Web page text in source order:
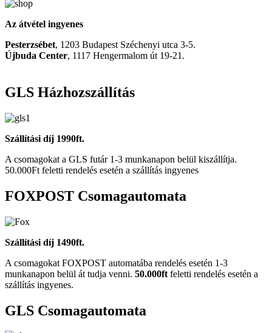
Az átvétel ingyenes
Pesterzsébet, 1203 Budapest Széchenyi utca 3-5.
Újbuda Center, 1117 Hengermalom út 19-21.
GLS Házhozszállítás
Szállítási díj 1990ft.
A csomagokat a GLS futár 1-3 munkanapon belül kiszállítja.
50.000Ft feletti rendelés esetén a szállítás ingyenes
FOXPOST Csomagautomata
Szállítási díj 1490ft.
A csomagokat FOXPOST automatába rendelés esetén 1-3
munkanapon belül át tudja venni. 50.000ft feletti rendelés esetén a
szállítás ingyenes.
GLS Csomagautomata